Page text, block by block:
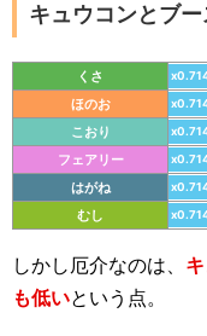
キュウコンとブ
くさ
ほのお
こおり
フェアリー
はがね
むし
しかし厄介なのは、
も低いという点。